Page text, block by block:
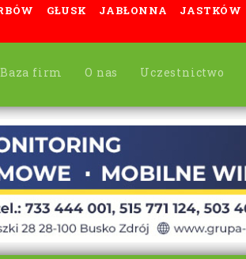
GŁUSK JABŁONNA JASTKÓW
Baza firm O nas Uczestnictwo